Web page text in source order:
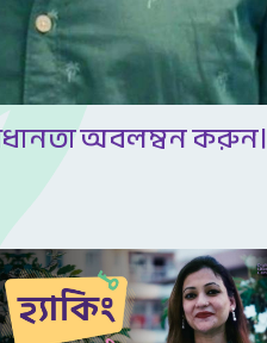
অবলম্বন করুন।